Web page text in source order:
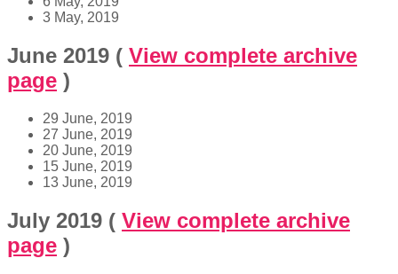
3 May, 2019
June 2019 ( View complete archive
page )
29 June, 2019
27 June, 2019
20 June, 2019
15 June, 2019
13 June, 2019
July 2019 ( View complete archive
page )